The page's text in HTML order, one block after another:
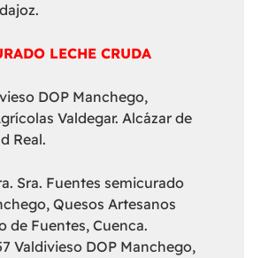
LECHE CRUDA
DOP Manchego,
Valdegar. Alcázar de
Real.
Sra. Fuentes semicurado
Quesos Artesanos
de Fuentes, Cuenca.
Valdivieso DOP Manchego,